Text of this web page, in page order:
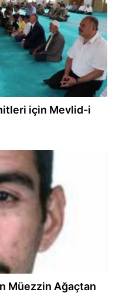
için Mevlid-i
Müezzin Ağaçtan